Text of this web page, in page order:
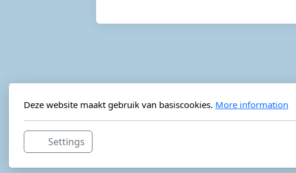
Deze website maakt gebruik van basiscookies. More information
Settings